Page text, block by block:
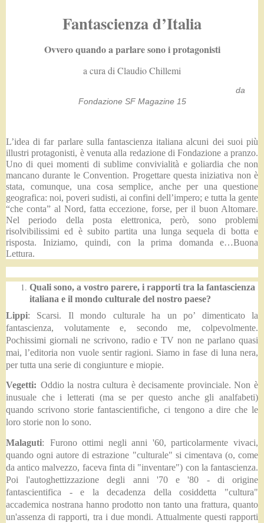
Fantascienza d’Italia
Ovvero quando a parlare sono i protagonisti
a cura di Claudio Chillemi
da
Fondazione SF Magazine 15
L’idea di far parlare sulla fantascienza italiana alcuni dei suoi più
illustri protagonisti, è venuta alla redazione di Fondazione a pranzo.
Uno di quei momenti di sublime convivialità e goliardia che non
mancano durante le Convention. Progettare questa iniziativa non è
stata, comunque, una cosa semplice, anche per una questione
geografica: noi, poveri sudisti, ai confini dell’impero; e tutta la gente
“che conta” al Nord, fatta eccezione, forse, per il buon Altomare.
Nel periodo della posta elettronica, però, sono problemi
risolvibilissimi ed è subito partita una lunga sequela di botta e
risposta. Iniziamo, quindi, con la prima domanda e…Buona
Lettura.
Quali sono, a vostro parere, i rapporti tra la fantascienza
italiana e il mondo culturale del nostro paese?
Lippi: Scarsi. Il mondo culturale ha un po’ dimenticato la
fantascienza, volutamente e, secondo me, colpevolmente.
Pochissimi giornali ne scrivono, radio e TV non ne parlano quasi
mai, l’editoria non vuole sentir ragioni. Siamo in fase di luna nera,
per tutta una serie di congiunture e miopie.
Vegetti: Oddio la nostra cultura è decisamente provinciale. Non è
inusuale che i letterati (ma se per questo anche gli analfabeti)
quando scrivono storie fantascientifiche, ci tengono a dire che le
loro storie non lo sono.
Malaguti:
Furono ottimi negli anni '60, particolarmente vivaci,
quando ogni autore di estrazione "culturale" si cimentava (o, come
da antico malvezzo, faceva finta di "inventare") con la fantascienza.
Poi l'autoghettizzazione degli anni '70 e '80 - di origine
fantascientifica - e la decadenza della cosiddetta "cultura"
accademica nostrana hanno prodotto non tanto una frattura, quanto
un'assenza di rapporti, tra i due mondi. Attualmente questi rapporti